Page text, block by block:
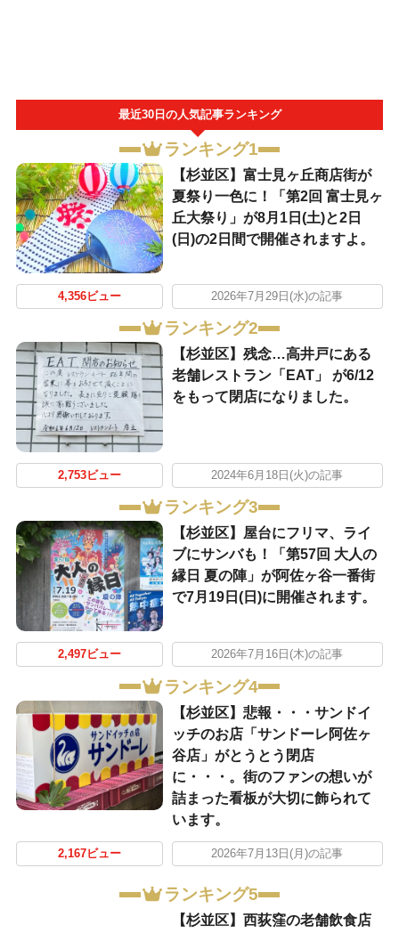
最近30日の人気記事ランキング
ランキング1
【杉並区】富士見ヶ丘商店街が
夏祭り一色に！「第2回 富士見ヶ
丘大祭り」が8月1日(土)と2日
(日)の2日間で開催されますよ。
4,356ビュー 2026年7月29日(水)の記事
ランキング2
【杉並区】残念…高井戸にある
老舗レストラン「EAT」 が6/12
をもって閉店になりました。
2,753ビュー 2024年6月18日(火)の記事
ランキング3
【杉並区】屋台にフリマ、ライ
ブにサンバも！「第57回 大人の
縁日 夏の陣」が阿佐ヶ谷一番街
で7月19日(日)に開催されます。
2,497ビュー 2026年7月16日(木)の記事
ランキング4
【杉並区】悲報・・・サンドイ
ッチのお店「サンドーレ阿佐ヶ
谷店」がとうとう閉店
に・・・。街のファンの想いが
詰まった看板が大切に飾られて
います。
2,167ビュー 2026年7月13日(月)の記事
ランキング5
【杉並区】西荻窪の老舗飲食店